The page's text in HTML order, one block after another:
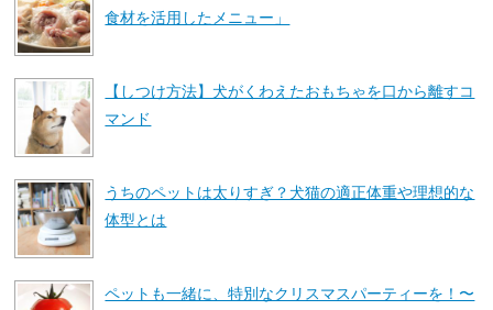
食材を活用したメニュー」
【しつけ方法】犬がくわえたおもちゃを口から離すコ
マンド
うちのペットは太りすぎ？犬猫の適正体重や理想的な
体型とは
ペットも一緒に、特別なクリスマスパーティーを！〜